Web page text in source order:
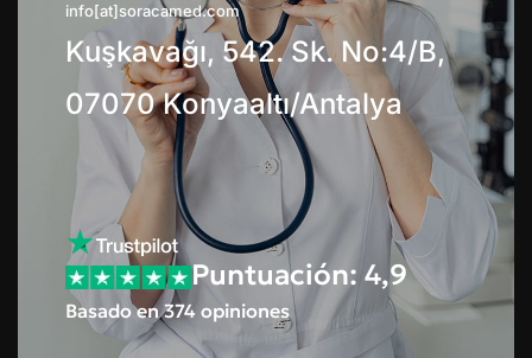
info[at]soracamed.com
Kuşkavağı, 542. Sk. No:4/B,
07070 Konyaaltı/Antalya
Puntuación: 4,9
Basado en 374 opiniones